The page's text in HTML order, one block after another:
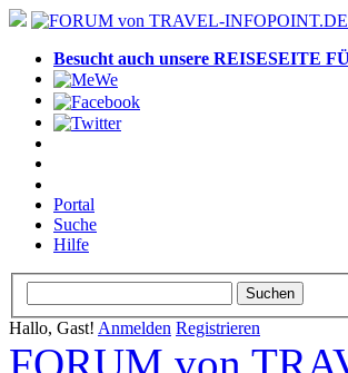
Besucht auch unsere REISESEITE
Portal
Suche
Hilfe
Hallo, Gast! Anmelden Registrieren
FORUM von